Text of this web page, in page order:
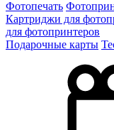
Фотопечать
Картриджи для
для фотопринтеров
Подарочные карты